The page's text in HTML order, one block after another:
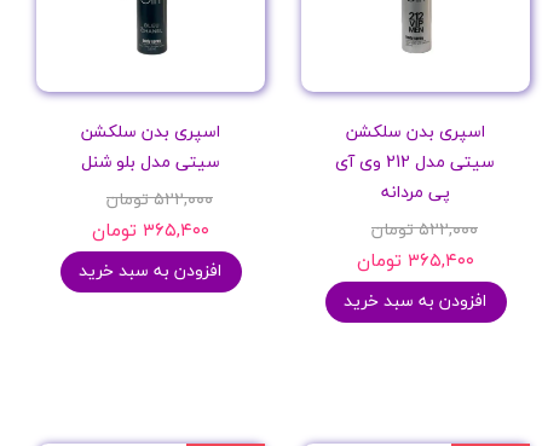
اسپری بدن سلکشن
سیتی مدل 212 وی آی
پی مردانه
۵۲۲,۰۰۰ تومان
۳۶۵,۴۰۰ تومان
افزودن به سبد خرید
اسپری بدن سلکشن
سیتی مدل بلو شنل
۵۲۲,۰۰۰ تومان
۳۶۵,۴۰۰ تومان
افزودن به سبد خرید